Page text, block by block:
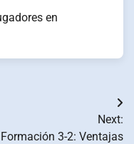
en
Next:
Formación 3-2: Ventajas